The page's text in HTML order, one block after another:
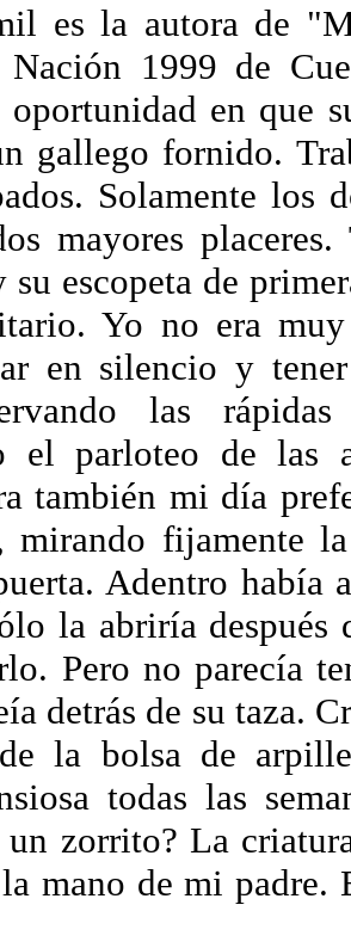
es la autora de
Nación 1999 de
oportunidad en que
gallego fornido.
Solamente
mayores
su escopeta de
Yo no era
en silencio y
las
el parloteo de
también mi día
mirando fijamente
Adentro había
la abriría después
Pero no parecía
detrás de su taza.
la bolsa de
todas las
zorrito? La
mano de mi